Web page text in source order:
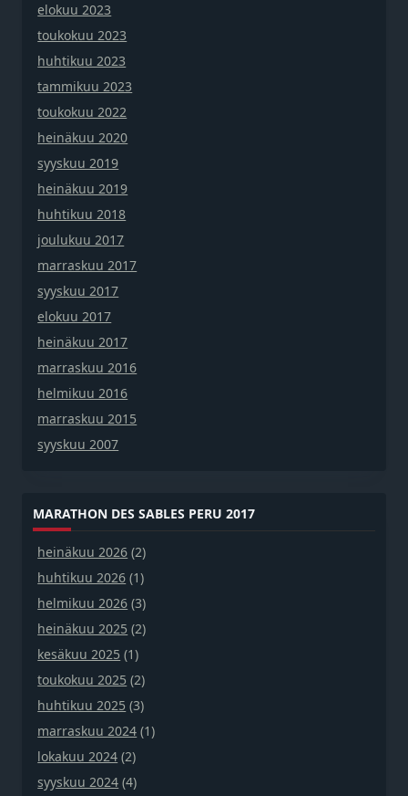
elokuu 2023
toukokuu 2023
huhtikuu 2023
tammikuu 2023
toukokuu 2022
heinäkuu 2020
syyskuu 2019
heinäkuu 2019
huhtikuu 2018
joulukuu 2017
marraskuu 2017
syyskuu 2017
elokuu 2017
heinäkuu 2017
marraskuu 2016
helmikuu 2016
marraskuu 2015
syyskuu 2007
MARATHON DES SABLES PERU 2017
heinäkuu 2026 (2)
huhtikuu 2026 (1)
helmikuu 2026 (3)
heinäkuu 2025 (2)
kesäkuu 2025 (1)
toukokuu 2025 (2)
huhtikuu 2025 (3)
marraskuu 2024 (1)
lokakuu 2024 (2)
syyskuu 2024 (4)